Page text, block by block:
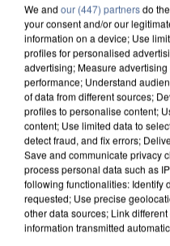
UN SECOND CADRE
INTERPELLÉ EN
We and our (447) partnersdo
your consent and/or our
information on a device; Use
profiles for personalised
advertising; Measure
performance; Understand
of data from different sources;
profiles to personalise content;
content; Use limited data to
detect fraud, and fix errors;
Save and communicate privacy
process personal data such as
following functionalities: Identify
requested; Use precise
other data sources; Link
information transmitted